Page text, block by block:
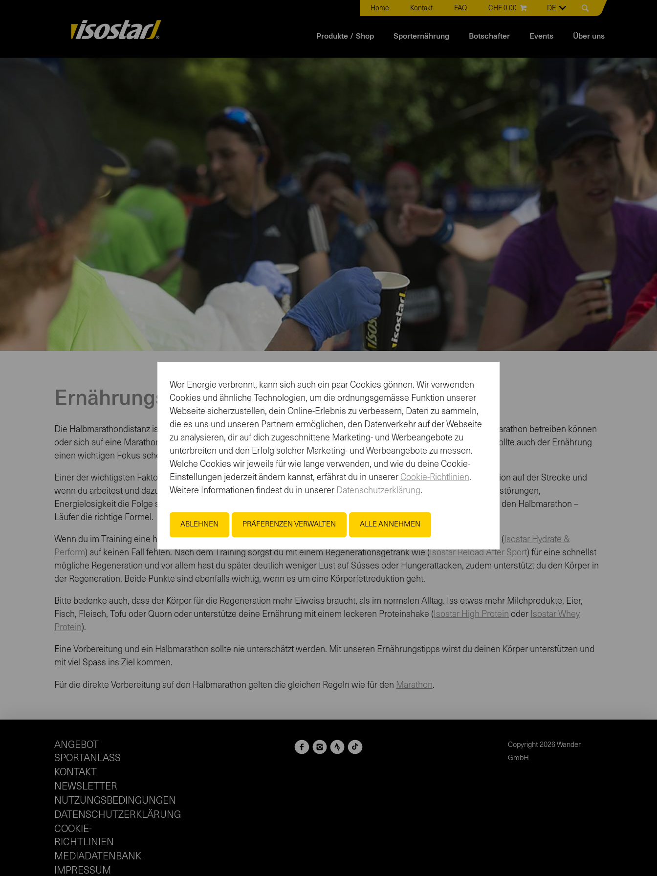
Home Kontakt FAQ CHF 0.00 DE
Produkte / Shop Sporternährung Botschafter Events Über uns
Ernährungstipps
Halbmarathon
Ernährungstipps für den Halbmarathon
Die Halbmarathondistanz ist eine perfekte Streckenlänge für Sportler, welche nicht den Trainingsaufwand für einen Marathon betreiben können
oder sich auf eine Marathondistanz herantasten möchten. Wer zum ersten Mal eine solche Vorbereitung angeht, der sollte auch der Ernährung
einen wichtigen Fokus schenken, denn mit der richtigen Energie wird vieles leichter, auch dein Körpergewicht.
Einer der wichtigsten Faktoren ist, dass du genügend isst. Ohne Energie und wichtige Nährstoffe bleibt die Regeneration auf der Strecke und
wenn du arbeitest und dazu noch das Trainingspensum hochfährst, darf dies auf keinen Fall sein, sonst können Schlafstörungen,
Energielosigkeit die Folge sein. Am Morgen wie ein Kaiser, Mittag wie ein König und Abend wie ein Bettler ist auch für den Halbmarathon –
Läufer die richtige Formel.
Wenn du im Training eine höhere Intensität läufst oder längere Einheiten machst, dann sollte ein isotonisches Getränk ( Isostar Hydrate &
Perform) auf keinen Fall fehlen. Nach dem Training sorgst du mit einem Regenerationsgetränk wie ( Isostar Reload After Sport) für eine schnellst
mögliche Regeneration und vor allem hast du später deutlich weniger Lust auf Süsses oder Hungerattacken, zudem unterstützt du den Körper in
der Regeneration. Beide Punkte sind ebenfalls wichtig, wenn es um eine Körperfettreduktion geht.
Bitte bedenke auch, dass der Körper für die Regeneration mehr Eiweiss braucht, als im normalen Alltag. Iss etwas mehr Milchprodukte, Eier,
Fisch, Fleisch, Tofu oder Quorn oder unterstütze deine Ernährung mit einem leckeren Proteinshake ( Isostar High Protein oder Isostar Whey
Protein).
Eine Vorbereitung und ein Halbmarathon sollte nie unterschätzt werden. Mit unseren Ernährungstipps wirst du deinen Körper unterstützen und
mit viel Spass ins Ziel kommen.
Für die direkte Vorbereitung auf den Halbmarathon gelten die gleichen Regeln wie für den Marathon.
ANGEBOT
SPORTANLASS
KONTAKT
NEWSLETTER
NUTZUNGSBEDINGUNGEN
DATENSCHUTZERKLÄRUNG
COOKIE-
RICHTLINIEN
MEDIADATENBANK
IMPRESSUM
Copyright 2026 Wander
GmbH
Wer Energie verbrennt, kann sich auch ein paar Cookies gönnen. Wir verwenden
Cookies und ähnliche Technologien, um die ordnungsgemässe Funktion unserer
Webseite sicherzustellen, dein Online-Erlebnis zu verbessern, Daten zu sammeln,
die es uns und unseren Partnern ermöglichen, den Datenverkehr auf der Webseite
zu analysieren, dir auf dich zugeschnittene Marketing- und Werbeangebote zu
unterbreiten und den Erfolg solcher Marketing- und Werbeangebote zu messen.
Welche Cookies wir jeweils für wie lange verwenden, und wie du deine Cookie-
Einstellungen jederzeit ändern kannst, erfährst du in unserer Cookie-Richtlinien.
Weitere Informationen findest du in unserer Datenschutzerklärung.
ABLEHNEN PRÄFERENZEN VERWALTEN ALLE ANNEHMEN